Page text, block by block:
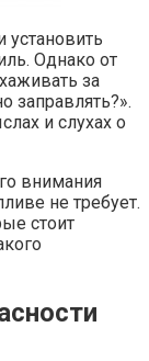
установить
Однако от
за
заправлять?».
и слухах о
внимания
не требует.
стоит